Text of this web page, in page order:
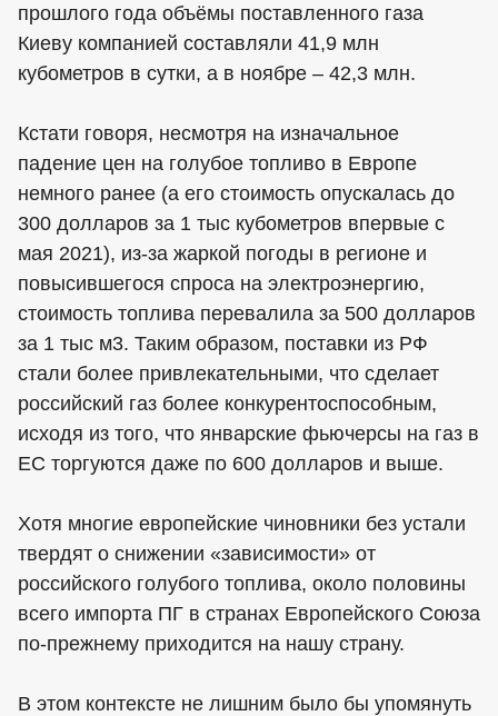
прошлого года объёмы поставленного газа
Киеву компанией составляли 41,9 млн
кубометров в сутки, а в ноябре – 42,3 млн.
Кстати говоря, несмотря на изначальное
падение цен на голубое топливо в Европе
немного ранее (а его стоимость опускалась до
300 долларов за 1 тыс кубометров впервые с
мая 2021), из-за жаркой погоды в регионе и
повысившегося спроса на электроэнергию,
стоимость топлива перевалила за 500 долларов
за 1 тыс м3. Таким образом, поставки из РФ
стали более привлекательными, что сделает
российский газ более конкурентоспособным,
исходя из того, что январские фьючерсы на газ в
ЕС торгуются даже по 600 долларов и выше.
Хотя многие европейские чиновники без устали
твердят о снижении «зависимости» от
российского голубого топлива, около половины
всего импорта ПГ в странах Европейского Союза
по-прежнему приходится на нашу страну.
В этом контексте не лишним было бы упомянуть